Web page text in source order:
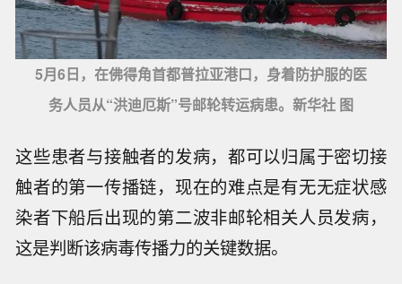
5月6日，在佛得角首都普拉亚港口，身着防护服的医
务人员从“洪迪厄斯”号邮轮转运病患。新华社 图
这些患者与接触者的发病，都可以归属于密切接
触者的第一传播链，现在的难点是有无无症状感
染者下船后出现的第二波非邮轮相关人员发病，
这是判断该病毒传播力的关键数据。